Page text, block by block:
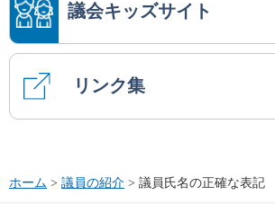
議会キッズサイト
リンク集
ホーム > 議員の紹介 > 議員氏名の正確な表記